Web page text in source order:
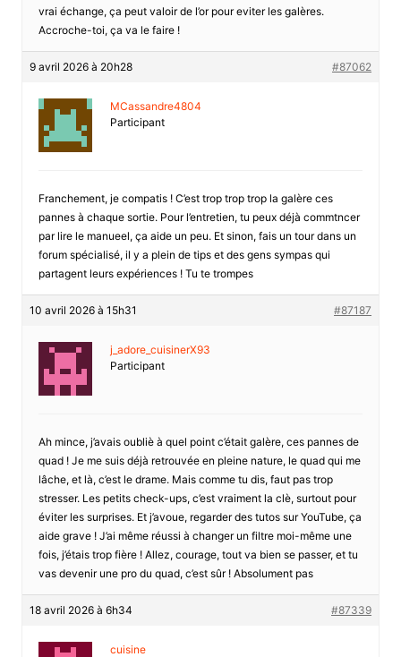
vrai échange, ça peut valoir de l’or pour eviter les galères.
Accroche-toi, ça va le faire !
9 avril 2026 à 20h28 #87062
MCassandre4804
Participant
Franchement, je compatis ! C’est trop trop trop la galère ces
pannes à chaque sortie. Pour l’entretien, tu peux déjà commtncer
par lire le manueel, ça aide un peu. Et sinon, fais un tour dans un
forum spécialisé, il y a plein de tips et des gens sympas qui
partagent leurs expériences ! Tu te trompes
10 avril 2026 à 15h31 #87187
j_adore_cuisinerX93
Participant
Ah mince, j’avais oubliè à quel point c’était galère, ces pannes de
quad ! Je me suis déjà retrouvée en pleine nature, le quad qui me
lâche, et là, c’est le drame. Mais comme tu dis, faut pas trop
stresser. Les petits check-ups, c’est vraiment la clè, surtout pour
éviter les surprises. Et j’avoue, regarder des tutos sur YouTube, ça
aide grave ! J’ai même réussi à changer un filtre moi-même une
fois, j’étais trop fière ! Allez, courage, tout va bien se passer, et tu
vas devenir une pro du quad, c’est sûr ! Absolument pas
18 avril 2026 à 6h34 #87339
cuisine